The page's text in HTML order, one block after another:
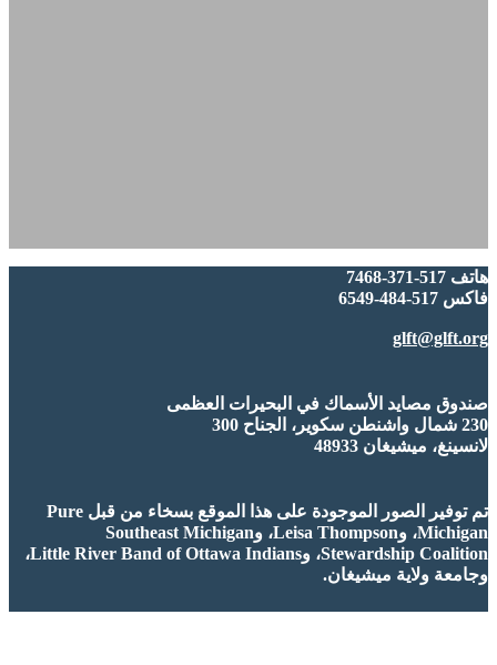
هاتف 517-371-7468
فاكس 517-484-6549
glft@glft.org
صندوق مصايد الأسماك في البحيرات العظمى
230 شمال واشنطن سكوير، الجناح 300
لانسينغ، ميشيغان 48933
تم توفير الصور الموجودة على هذا الموقع بسخاء من قبل Pure
Michigan، وLeisa Thompson، وSoutheast Michigan
Stewardship Coalition، وLittle River Band of Ottawa Indians،
وجامعة ولاية ميشيغان.